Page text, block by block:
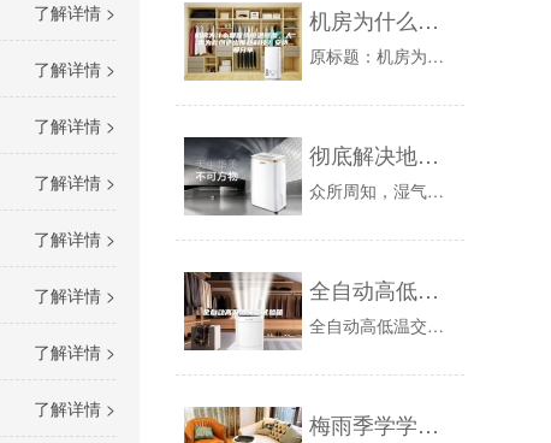
了解详情 >
了解详情 >
了解详情 >
了解详情 >
了解详情 >
了解详情 >
了解详情 >
了解详情 >
机房为什么要保持恒温恒湿，人类为此创造出那些科技？安诗曼分享
原标题：机房为什么要保持恒温恒湿，人类为此创造出那些科技？比分享信息时代对计算机机房提出更高的要求，机房是构成互联网信息的基础，是存储数据的...
彻底解决地下停车库潮湿结露冷凝水的好方法, 再也不怕业主投诉
众所周知，湿气凝结现象是地下车库环境中的常见问题。特别是在炎热潮湿的夏天，地下车库比较潮湿，方形通风管道水会滴落下来，地面潮湿，怎么都不能干...
全自动高低温交变试验箱
全自动高低温交变试验箱适用于工业产品高温、低温的可靠性试验。对电子电工、汽车摩托、航空航天、船舶兵器、高等院校、科研单位等相关产品的零部件及...
梅雨季学学这些除湿防潮小妙招